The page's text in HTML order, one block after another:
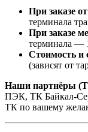
При заказе
терминала
При заказе
терминала —
Стоимость и
(зависят от
Наши партнёры
ПЭК, ТК Байкал-
ТК по вашему